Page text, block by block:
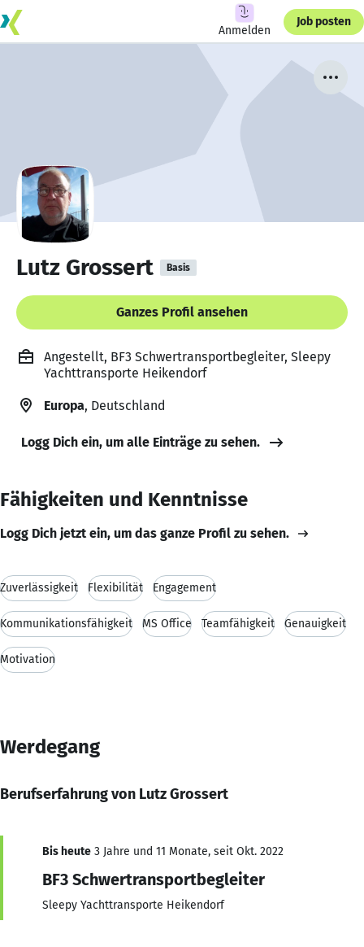
Anmelden
Job posten
Lutz Grossert Basis
Ganzes Profil ansehen
Angestellt, BF3 Schwertransportbegleiter, Sleepy
Yachttransporte Heikendorf
Europa, Deutschland
Logg Dich ein, um alle Einträge zu sehen.
Fähigkeiten und Kenntnisse
Logg Dich jetzt ein, um das ganze Profil zu sehen.
Zuverlässigkeit Flexibilität Engagement
Kommunikationsfähigkeit MS Office Teamfähigkeit Genauigkeit
Motivation
Werdegang
Berufserfahrung von Lutz Grossert
Bis heute 3 Jahre und 11 Monate, seit Okt. 2022
BF3 Schwertransportbegleiter
Sleepy Yachttransporte Heikendorf